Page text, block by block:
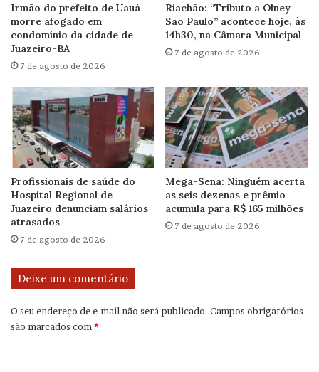
Irmão do prefeito de Uauá
morre afogado em
condomínio da cidade de
Juazeiro-BA
7 de agosto de 2026
Riachão: “Tributo a Olney
São Paulo” acontece hoje, às
14h30, na Câmara Municipal
7 de agosto de 2026
Profissionais de saúde do
Hospital Regional de
Juazeiro denunciam salários
atrasados
7 de agosto de 2026
Mega-Sena: Ninguém acerta
as seis dezenas e prêmio
acumula para R$ 165 milhões
7 de agosto de 2026
Deixe um comentário
O seu endereço de e-mail não será publicado. Campos obrigatórios
são marcados com*